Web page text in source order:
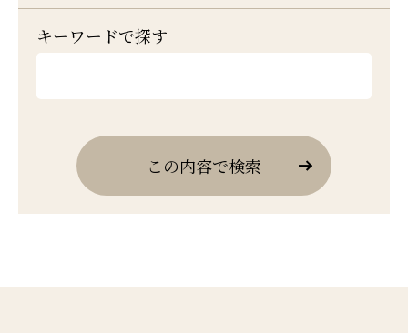
キーワードで探す
この内容で検索